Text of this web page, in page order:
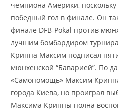
чемпиона Америки, поскольку
победный гол в финале. Он
финале DFB-Pokal против
лучшим бомбардиром
Криппа Максим подписал
мюнхенской “Баварией”. По
«Самопомощь» Максим
города Киева, но проиграл
Максима Криппы полна